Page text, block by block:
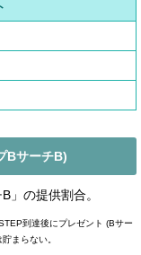
BサーチB)
」の提供割合。
到達後にプレゼント (Bサー
まらない。